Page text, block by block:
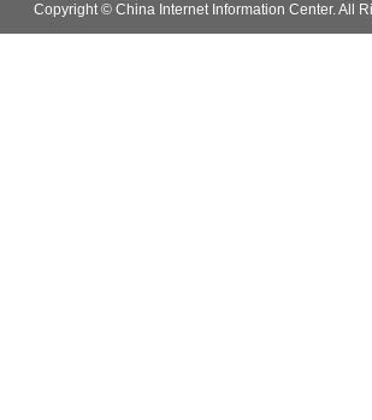
Copyright © China Internet Information Center. All